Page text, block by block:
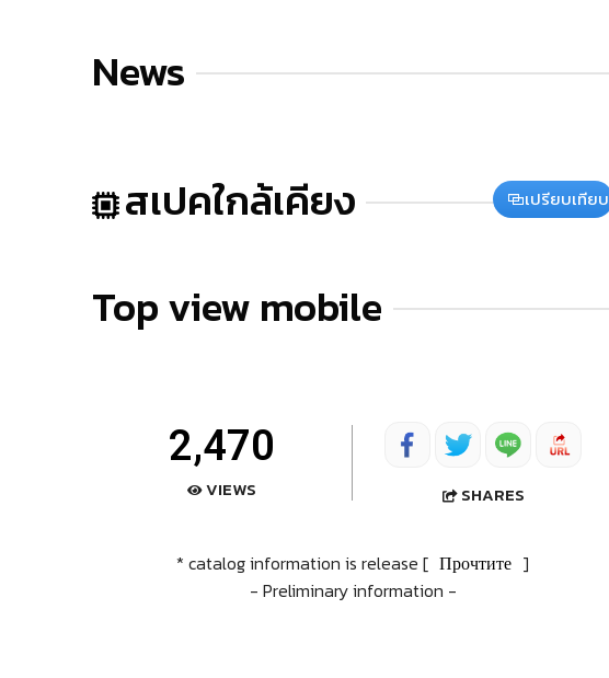
News
สเปคใกล้เคียง เปรียบเทียบ
Top view mobile
2,470
VIEWS SHARES
* catalog information is release [ Прочтите ]
- Preliminary information -